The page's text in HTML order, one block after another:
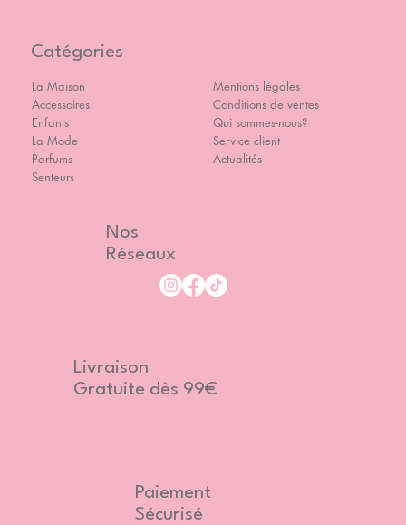
Catégories
La Maison
Accessoires
Enfants
La Mode
Parfums
Senteurs
Mentions légales
Conditions de ventes
Qui sommes-nous?
Service client
Actualités
Nos
Réseaux
Livraison
Gratuite dès 99€
Paiement
Sécurisé